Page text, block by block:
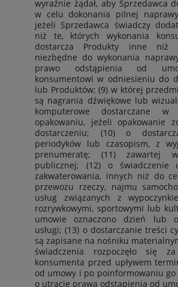
wyraźnie żądał, aby Sprzedawca
w celu dokonania pilnej
jeżeli Sprzedawca świadczy
niż te, których wykonania
dostarcza Produkty inne niż
niezbędne do wykonania
prawo odstąpienia od
konsumentowi w odniesieniu do
lub Produktów; (9) w której
są nagrania dźwiękowe lub
komputerowe dostarczane w
opakowaniu, jeżeli opakowanie
dostarczeniu; (10) o
periodyków lub czasopism, z
prenumeratę; (11) zawartej
publicznej; (12) o świadczenie
zakwaterowania, innych niż do
przewozu rzeczy, najmu
usług związanych z
rozrywkowymi, sportowymi lub
umowie oznaczono dzień lub
usługi; (13) o dostarczanie treści
są zapisane na nośniku
świadczenia rozpoczęło się
konsumenta przed upływem
od umowy i po poinformowaniu go
o utracie prawa odstąpienia od